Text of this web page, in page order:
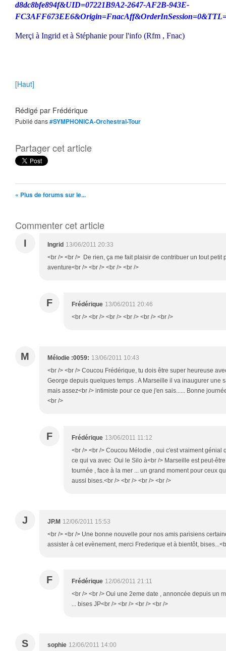
d8dc8bfe894f&UID=07221B9A2-2647-AF2B-943E-
Merçi à Ingrid et à Stéphanie pour l'info (Rfm , Fnac)
[Haut]
Rédigé par Frédérique
Publié dans#SYMPHONICA-Orchestral-Tour
Partager cet article
« Plus de forums sur le...
Commenter cet article
I Ingrid 13/06/2011 20:33
<br /> <br /> De rien, ça me fait plaisir de contribuer un tout petit
aventure<br /> <br /> <br /> <br />
F Frédérique 13/06/2011 20:46
<br /> <br /> <br /> <br /> <br /> <br />
M Mélodie :0059: 13/06/2011 10:43
<br /> <br /> Coucou Frédérique, tu dois être super heureuse
George depuis quelques temps . A Marseille il va inaugurer une
mais assez<br /> intimiste pour ce que j'en sais...... Bonne
<br />
F Frédérique 13/06/2011 11:12
<br /> <br /> Coucou Mélodie , oui c'est vraiment génial
ce qui va avec Oui le Silo à<br /> Marseille est peut-
tournée , face à la mer ... un grand moment pour ceux
aussi bises.<br /> <br /> <br /> <br />
J JP.M 12/06/2011 15:53
<br /> <br /> Une bonne nouvelle pour nos amis parisiens
assister à cet evènement, merci Frederique et à bientôt,
F Frédérique 12/06/2011 21:11
<br /> <br /> Oui une 2eme date , annoncée depuis un
... bises JP<br /> <br /> <br /> <br />
S sophie 12/06/2011 14:00